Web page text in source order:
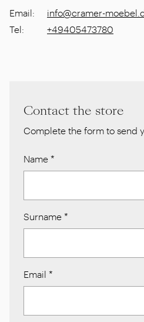
Email:
info@cramer-
Tel: +49405473780
Contact the store
Complete the form to send
Name *
Surname *
Email *